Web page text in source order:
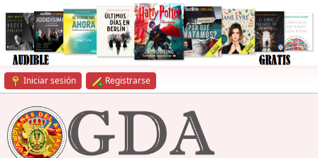
Iniciar sesión Registrarse